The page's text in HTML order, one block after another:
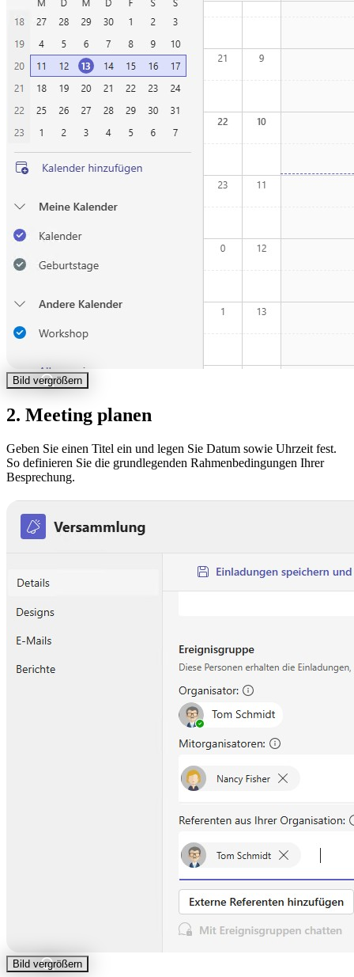
Bild vergrößern
2. Meeting planen
Geben Sie einen Titel ein und legen Sie Datum sowie Uhrzeit fest.
So definieren Sie die grundlegenden Rahmenbedingungen Ihrer
Besprechung.
Bild vergrößern